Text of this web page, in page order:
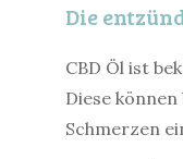
Die
CBD Öl ist
Diese
Schmerzen